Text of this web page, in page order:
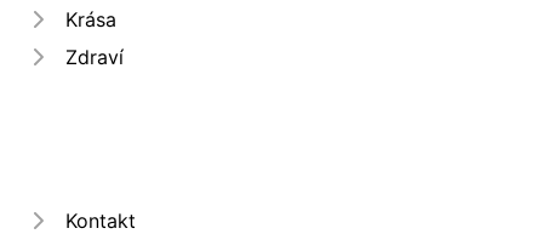
Krása
Zdraví
Kontakt